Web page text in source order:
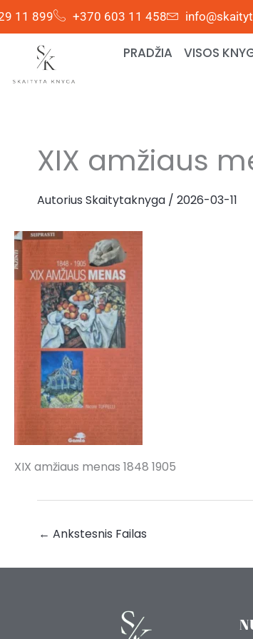
Pereiti
prie
11 899 +370 603 11 458
PRADŽIA VISOS
XIX amžiaus
Autorius Skaitytaknyga / 2026-03-11
XIX amžiaus menas 1848 1905
← Ankstesnis Failas